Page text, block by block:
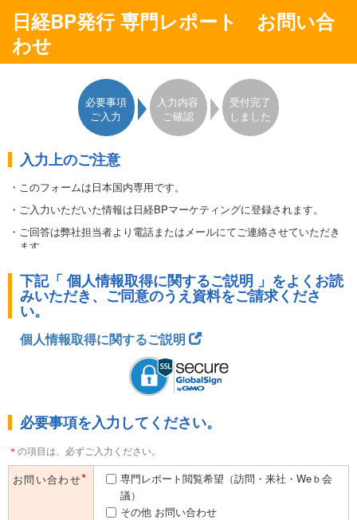
日経BP発行 専門レポート お問い合
わせ
必要事項
ご入力
入力内容
ご確認
受付完了
しました
入力上のご注意
・このフォームは日本国内専用です。
・ご入力いただいた情報は日経BPマーケティングに登録されます。
・ご回答は弊社担当者より電話またはメールにてご連絡させていただき
ます。
グからの事務連絡にも使わせてただきます。また、これ以外に日経
BPグループ会社から、各種ご案内（刊行物、展示会、セミナー等）
やアンケート、広告主等の製品やサービスのご案内を送付させていた
本フォームのご利用は、法人（内におけるご担当者の方）に限ら
せていただきます。同業者の方や学生の方、及び個人的な関心に
よる目的でのご利用はご遠慮いただいております。予めご了承く
下記「 個人情報取得に関するご説明 」をよくお読
みいただき、ご同意のうえ資料をご請求くださ
い。
個人情報取得に関するご説明
必要事項を入力してください。
＊の項目は、必ずご入力ください。
お問い合わせ*
専門レポート閲覧希望（訪問・来社・Weｂ会
議）
その他 お問い合わせ